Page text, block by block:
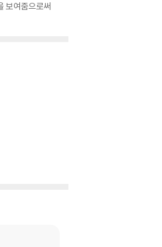
보여줌으로써